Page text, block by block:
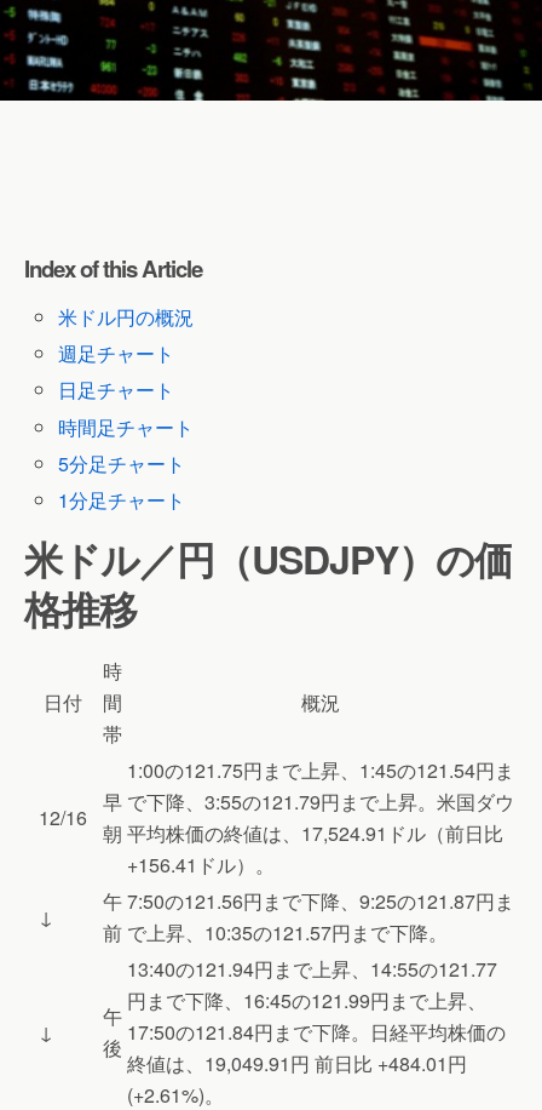
Index of this Article
米ドル円の概況
週足チャート
日足チャート
時間足チャート
5分足チャート
1分足チャート
米ドル／円（USDJPY）の価
格推移
日付
時
間
帯
概況
12/16
早
朝
1:00の121.75円まで上昇、1:45の121.54円ま
で下降、3:55の121.79円まで上昇。米国ダウ
平均株価の終値は、17,524.91ドル（前日比
+156.41ドル）。
↓
午
前
7:50の121.56円まで下降、9:25の121.87円ま
で上昇、10:35の121.57円まで下降。
↓
午
後
13:40の121.94円まで上昇、14:55の121.77
円まで下降、16:45の121.99円まで上昇、
17:50の121.84円まで下降。日経平均株価の
終値は、19,049.91円 前日比 +484.01円
(+2.61%)。